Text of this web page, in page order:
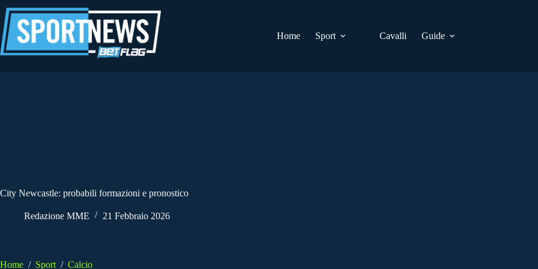
al
contenuto
Home
Sport Cavalli Guide
City Newcastle: probabili formazioni e pronostico
Redazione MME 21 Febbraio 2026
Home / Sport / Calcio